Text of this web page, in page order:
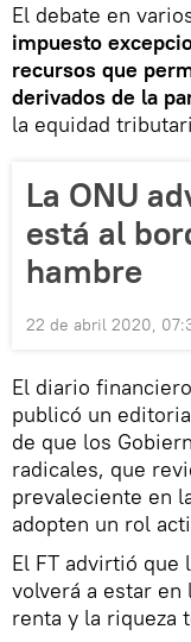
El debate en
impuesto
recursos que
derivados de la
la equidad
La ONU
está al
hambre
22 de abril 2020,
El diario
publicó un
de que los
radicales, que
prevaleciente en
adopten un rol
El FT advirtió
volverá a estar en
renta y la riqueza